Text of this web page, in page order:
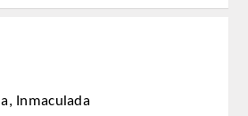
Inmaculada